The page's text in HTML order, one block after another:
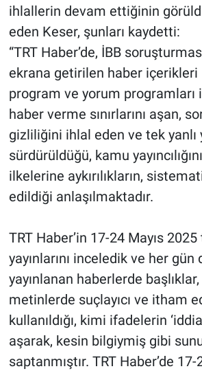
ihlallerin devam ettiğinin
eden Keser, şunları kaydetti:
“TRT Haber’de, İBB
ekrana getirilen haber içerikleri
program ve yorum programları
haber verme sınırlarını aşan,
gizliliğini ihlal eden ve tek yanlı
sürdürüldüğü, kamu
ilkelerine aykırılıkların,
edildiği anlaşılmaktadır.
TRT Haber’in 17-24 Mayıs
yayınlarını inceledik ve her gün
yayınlanan haberlerde
metinlerde suçlayıcı ve itham
kullanıldığı, kimi ifadelerin
aşarak, kesin bilgiymiş gibi
saptanmıştır. TRT Haber’de
Teknoloji
Türkiye'nin Geleceği
Türkiye'nin Gündemi
Yerel Gündem
Yerel Yaşam
Canlı Yayın